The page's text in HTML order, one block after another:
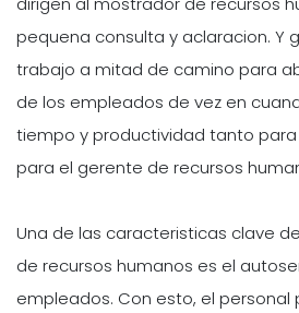
pequena consulta y aclaracion. Y
trabajo a mitad de camino para
de los empleados de vez en
tiempo y productividad tanto
para el gerente de recursos
Una de las caracteristicas clave
de recursos humanos es el
empleados. Con esto, el personal